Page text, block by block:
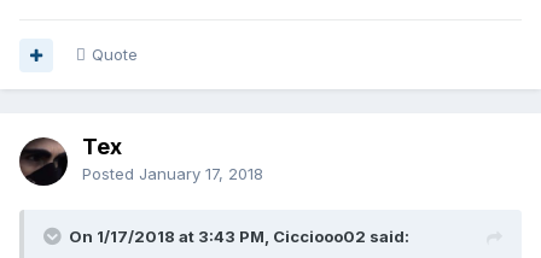
Quote
Tex
Posted January 17, 2018
On 1/17/2018 at 3:43 PM, Cicciooo02 said: